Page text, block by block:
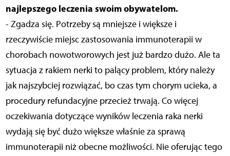
najlepszego leczenia swoim obywatelom.
- Zgadza się. Potrzeby są mniejsze i większe i
rzeczywiście miejsc zastosowania immunoterapii w
chorobach nowotworowych jest już bardzo dużo. Ale ta
sytuacja z rakiem nerki to palący problem, który należy
jak najszybciej rozwiązać, bo czas tym chorym ucieka, a
procedury refundacyjne przecież trwają. Co więcej
oczekiwania dotyczące wyników leczenia raka nerki
wydają się być dużo większe właśnie za sprawą
immunoterapii niż obecne możliwości. Nie oferując tego